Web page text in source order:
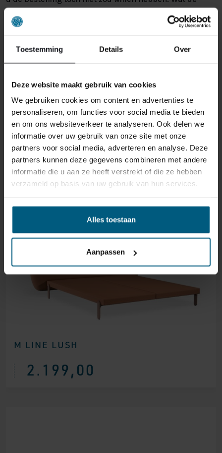
Toestemming Details Over
Deze website maakt gebruik van cookies
We gebruiken cookies om content en advertenties te
personaliseren, om functies voor social media te bieden
en om ons websiteverkeer te analyseren. Ook delen we
informatie over uw gebruik van onze site met onze
partners voor social media, adverteren en analyse. Deze
partners kunnen deze gegevens combineren met andere
informatie die u aan ze heeft verstrekt of die ze hebben
verzameld op basis van uw gebruik van hun services.
Alles toestaan
Aanpassen
reden ook is, u heeft het recht uw bestelling tot14
dagen na ontvangst zonder opgave van reden te
ervoor dat deze bij het retour sturen goed verpakt is.
waardevermindering van het product aan u
GERELATEERDE PRODUCTEN
M LINE LUSH
2.199,00